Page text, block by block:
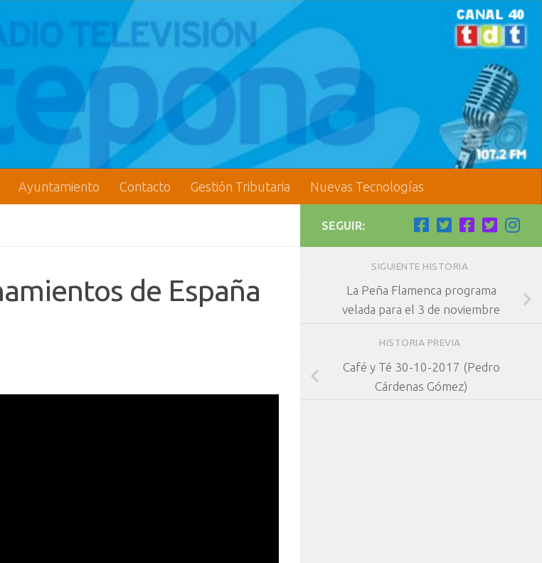
Ayuntamiento Contacto Gestión Tributaria Nuevas Tecnologías
de España
SEGUIR:
SIGUIENTE HISTORIA
La Peña Flamenca programa
velada para el 3 de noviembre
HISTORIA PREVIA
Café y Té 30-10-2017 (Pedro
Cárdenas Gómez)